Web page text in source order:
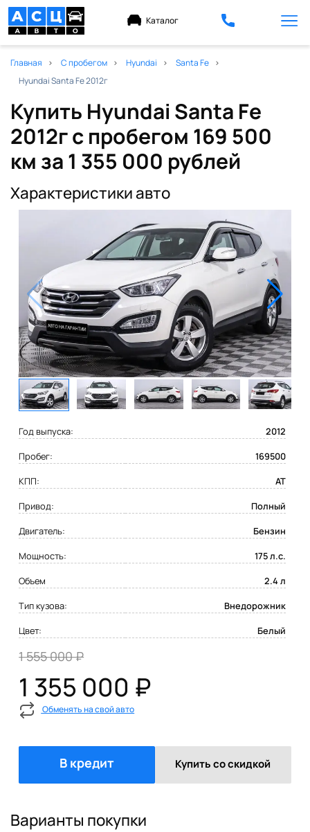
Каталог
Главная С пробегом Hyundai
Santa Fe
Hyundai Santa Fe 2012г
Купить Hyundai Santa Fe
2012г с пробегом 169 500
км за 1 355 000 рублей
Характеристики авто
Год выпуска:
2012
Пробег:
169500
КПП:
AT
Привод:
Полный
Двигатель:
Бензин
Мощность:
175 л.с.
Объем
2.4 л
Тип кузова:
Внедорожник
Цвет:
Белый
1 555 000 ₽
1 355 000 ₽
Обменять на свой авто
В кредит Купить со скидкой
Варианты покупки